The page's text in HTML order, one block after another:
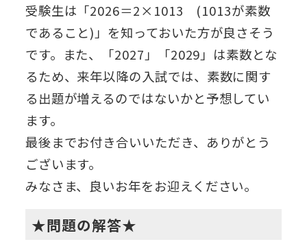
受験生は「2026＝2×1013 (1013が素数
であること)」を知っておいた方が良さそう
です。また、「2027」「2029」は素数とな
るため、来年以降の入試では、素数に関す
る出題が増えるのではないかと予想してい
ます。
最後までお付き合いいただき、ありがとう
ございます。
みなさま、良いお年をお迎えください。
★問題の解答★